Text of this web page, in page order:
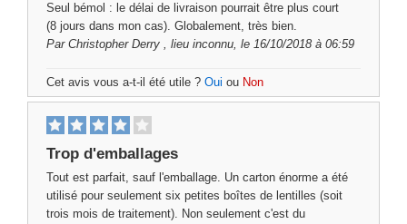
Seul bémol : le délai de livraison pourrait être plus court
(8 jours dans mon cas). Globalement, très bien.
Par Christopher Derry , lieu inconnu, le 16/10/2018 à 06:59
Cet avis vous a-t-il été utile ? Oui ou Non
Trop d'emballages
Tout est parfait, sauf l'emballage. Un carton énorme a été
utilisé pour seulement six petites boîtes de lentilles (soit
trois mois de traitement). Non seulement c'est du